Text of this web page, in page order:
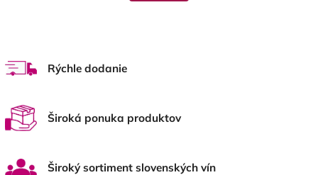
Rýchle dodanie
Široká ponuka produktov
Široký sortiment slovenských vín